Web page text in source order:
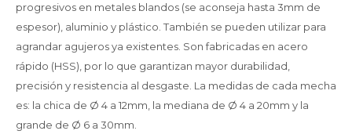
progresivos en metales blandos (se aconseja hasta 3mm de
espesor), aluminio y plástico. También se pueden utilizar para
agrandar agujeros ya existentes. Son fabricadas en acero
rápido (HSS), por lo que garantizan mayor durabilidad,
precisión y resistencia al desgaste. La medidas de cada mecha
es: la chica de Ø 4 a 12mm, la mediana de Ø 4 a 20mm y la
grande de Ø 6 a 30mm.